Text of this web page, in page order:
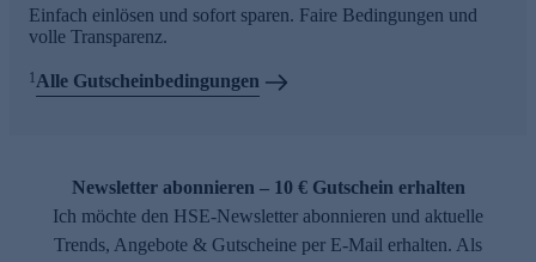
Einfach einlösen und sofort sparen. Faire Bedingungen und
volle Transparenz.
1 Alle Gutscheinbedingungen
Newsletter abonnieren – 10 € Gutschein erhalten
Ich möchte den HSE-Newsletter abonnieren und aktuelle
Trends, Angebote & Gutscheine per E-Mail erhalten. Als